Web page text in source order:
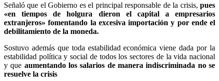
Señaló que el Gobierno es el principal responsable de la crisis, pues
«en tiempos de holgura dieron el capital a empresarios
extranjeros» fomentando la excesiva importación y por ende el
debilitamiento de la moneda.
Sostuvo además que toda estabilidad económica viene dada por la
estabilidad política y social de todos los sectores de la vida nacional
y que aumentando los salarios de manera indiscriminada no se
resuelve la crisis